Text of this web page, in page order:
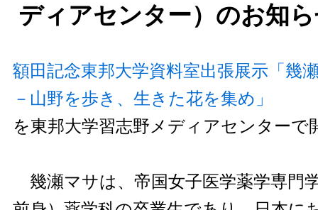
ディアセンター）のお知
額田記念東邦大学資料室出張展示「幾
－山野を歩き、生きた花を集め」
を東邦大学習志野メディアセンターで
幾瀬マサは、帝国女子医学薬学専門